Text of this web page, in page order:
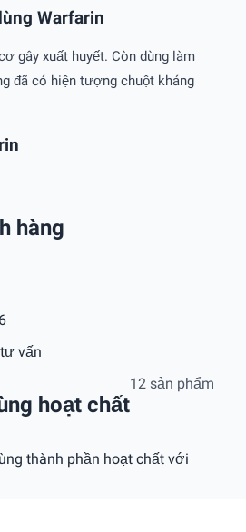
Warfarin
gây xuất huyết. Còn dùng làm
đã có hiện tượng chuột kháng
hàng
vấn
hoạt chất
12 sản phẩm
thành phần hoạt chất với